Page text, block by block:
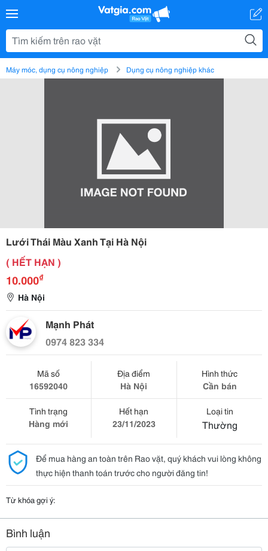
Máy móc, dụng cụ nông nghiệp Dụng cụ nông nghiệp khác
Lưới Thái Màu Xanh Tại Hà Nội
( HẾT HẠN )
10.000₫
Hà Nội
Mạnh Phát
0974 823 334
Mã số
16592040
Địa điểm
Hà Nội
Hình thức
Cần bán
Tình trạng
Hàng mới
Hết hạn
23/11/2023
Loại tin
Thường
Để mua hàng an toàn trên Rao vặt, quý khách vui lòng không
thực hiện thanh toán trước cho người đăng tin!
Từ khóa gợi ý:
Bình luận